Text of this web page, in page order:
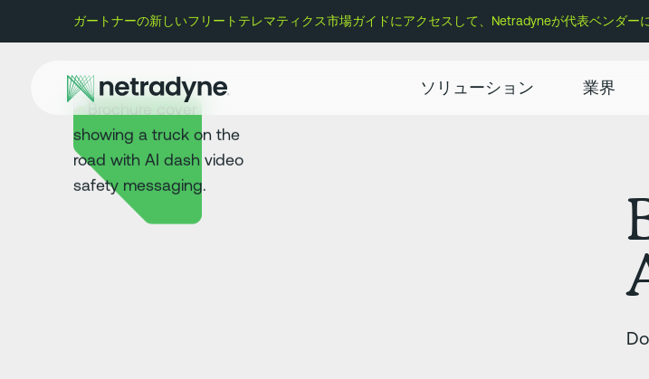
ガートナーの新しいフリートテレマティクス市場ガイドにアクセスして、Netradyneが代表ベンダー
ソリューション 業界